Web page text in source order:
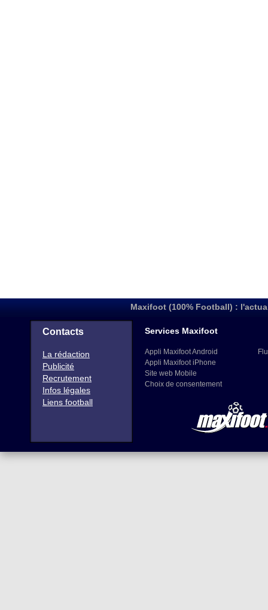
Maxifoot (100% Football) :
Contacts
La rédaction
Publicité
Recrutement
Infos légales
Liens football
Services Maxifoot
Appli Maxifoot Android
Appli Maxifoot iPhone
Site web Mobile
Choix de consentement